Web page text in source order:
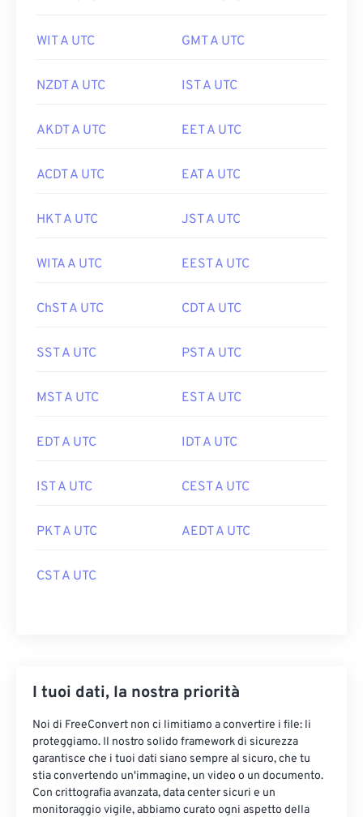
WIT A UTC GMT A UTC
NZDT A UTC IST A UTC
AKDT A UTC EET A UTC
ACDT A UTC EAT A UTC
HKT A UTC JST A UTC
WITA A UTC EEST A UTC
ChST A UTC CDT A UTC
SST A UTC PST A UTC
MST A UTC EST A UTC
EDT A UTC IDT A UTC
IST A UTC CEST A UTC
PKT A UTC AEDT A UTC
CST A UTC
I tuoi dati, la nostra priorità
Noi di FreeConvert non ci limitiamo a convertire i file: li
proteggiamo. Il nostro solido framework di sicurezza
garantisce che i tuoi dati siano sempre al sicuro, che tu
stia convertendo un'immagine, un video o un documento.
Con crittografia avanzata, data center sicuri e un
monitoraggio vigile, abbiamo curato ogni aspetto della